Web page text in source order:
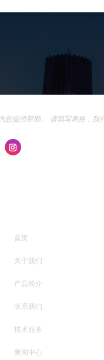
提供帮助。 请填写表格，我
首页
关于我们
产品简介
联系我们
技术服务
新闻中心